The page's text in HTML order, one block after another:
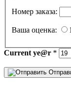
Номер заказа:
Ваша оценка: 1
Current ye@r *